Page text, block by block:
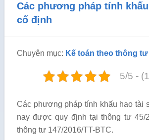
Các phương pháp tính
cố định
Chuyên mục: Kế toán theo thông tư
5/5 -
Các phương pháp tính khấu hao tài
nay được quy định tại thông tư 45/
thông tư 147/2016/TT-BTC.